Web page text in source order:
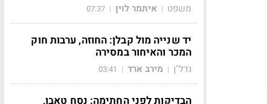
משפט | איתמר לוין |
07:37
יד שנייה מול קבלן: החוזה, ערבות חוק
המכר והאיחור במסירה
נדל"ן | מירב ארד |
03:41
הבדיקות לפני החתימה: נסח טאבו,